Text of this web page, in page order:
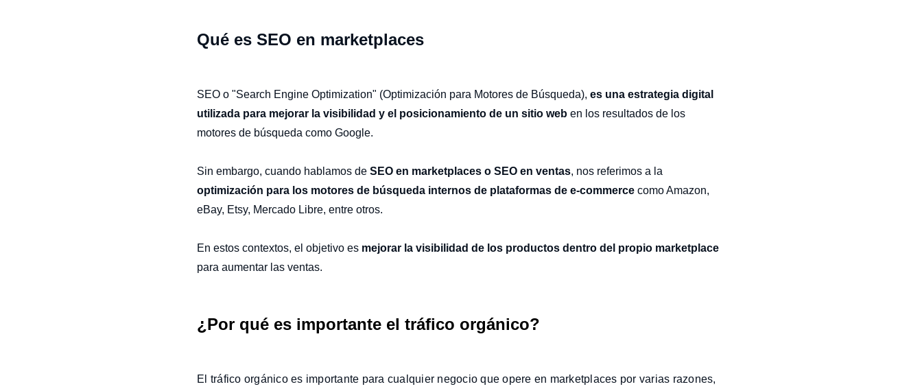
Qué es SEO en marketplaces
SEO o "Search Engine Optimization" (Optimización para Motores de Búsqueda), es una estrategia digital
utilizada para mejorar la visibilidad y el posicionamiento de un sitio web en los resultados de los
motores de búsqueda como Google.
Sin embargo, cuando hablamos de SEO en marketplaces o SEO en ventas, nos referimos a la
optimización para los motores de búsqueda internos de plataformas de e-commerce como Amazon,
eBay, Etsy, Mercado Libre, entre otros.
En estos contextos, el objetivo es mejorar la visibilidad de los productos dentro del propio marketplace
para aumentar las ventas.
¿Por qué es importante el tráfico orgánico?
El tráfico orgánico es importante para cualquier negocio que opere en marketplaces por varias razones,